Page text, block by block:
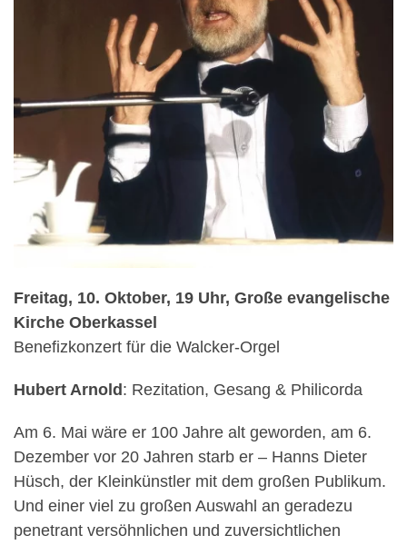
Freitag, 10. Oktober, 19 Uhr, Große evangelische
Kirche Oberkassel
Benefizkonzert für die Walcker-Orgel
Hubert Arnold : Rezitation, Gesang & Philicorda
Am 6. Mai wäre er 100 Jahre alt geworden, am 6.
Dezember vor 20 Jahren starb er – Hanns Dieter
Hüsch, der Kleinkünstler mit dem großen Publikum.
Und einer viel zu großen Auswahl an geradezu
penetrant versöhnlichen und zuversichtlichen